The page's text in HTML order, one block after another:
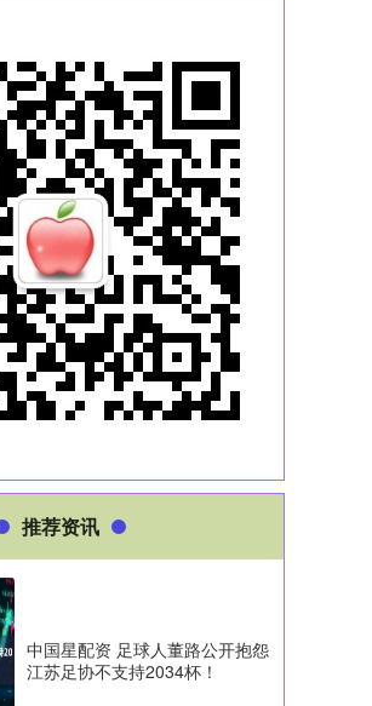
推荐资讯
中国星配资 足球人董路公开抱怨
江苏足协不支持2034杯！